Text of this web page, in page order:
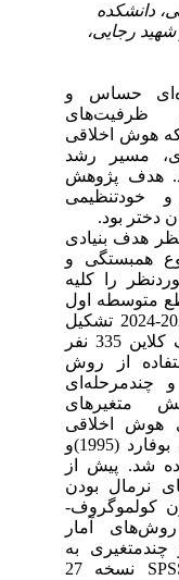
دانشکده
رجایی،
حساس و
ظرفیت‌های
هوش اخلاقی
مسیر رشد
هدف پژوهش
خودتنظیمی
دختر بود.
هدف بنیادی
همبستگی و
را کلیه
متوسطه اول
شهر تهران در سال تحصیلی 2023-2024 تشکیل
دادند. حجم نمونه براساس ملاک کلاین 335 نفر
از روش
هوش اخلاقی
لنیک و کیل (2005)، خودتنظیمی بوفارد (1995)و
استفاده شد. پیش از
نرمال بودن
کولموگروف-
آمار
به
شیوه گام‌به‌گام و نرم‌افزار SPSS نسخه 27